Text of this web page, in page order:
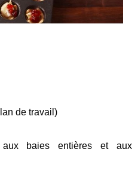
de travail)
baies entières et aux